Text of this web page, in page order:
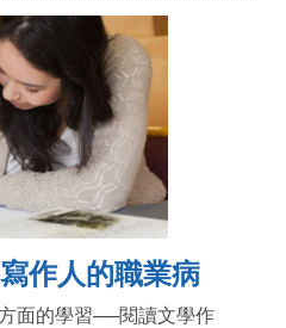
作人的職業病
面的學習──閱讀文學作